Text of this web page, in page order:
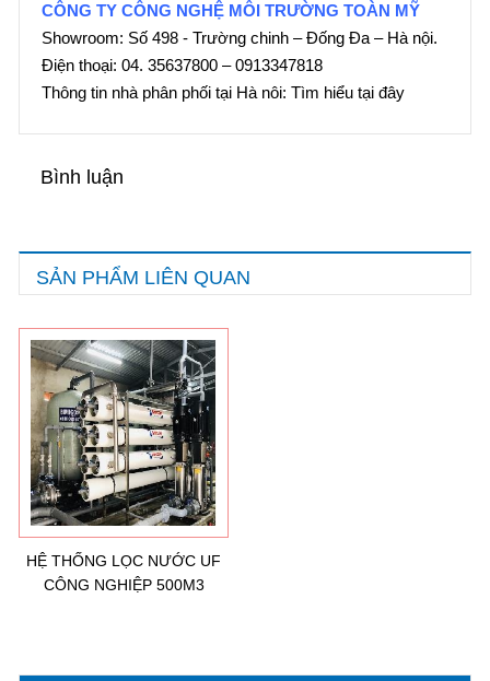
CÔNG TY CÔNG NGHỆ MÔI TRƯỜNG TOÀN MỸ
Showroom: Số 498 - Trường chinh – Đống Đa – Hà nội.
Điện thoại: 04. 35637800 – 0913347818
Thông tin nhà phân phối tại Hà nôi: Tìm hiểu tại đây
Bình luận
SẢN PHẨM LIÊN QUAN
HỆ THỐNG LỌC NƯỚC UF
CÔNG NGHIỆP 500M3
Hướng dẫn lựa chọn máy lọc nước Gia ...
21/10/2021
Hướng dẫn lựa chọn máy lọc nước Gia ...
Ô nhiễm nguồn nước và vấn đề sức khỏe
16/10/2021